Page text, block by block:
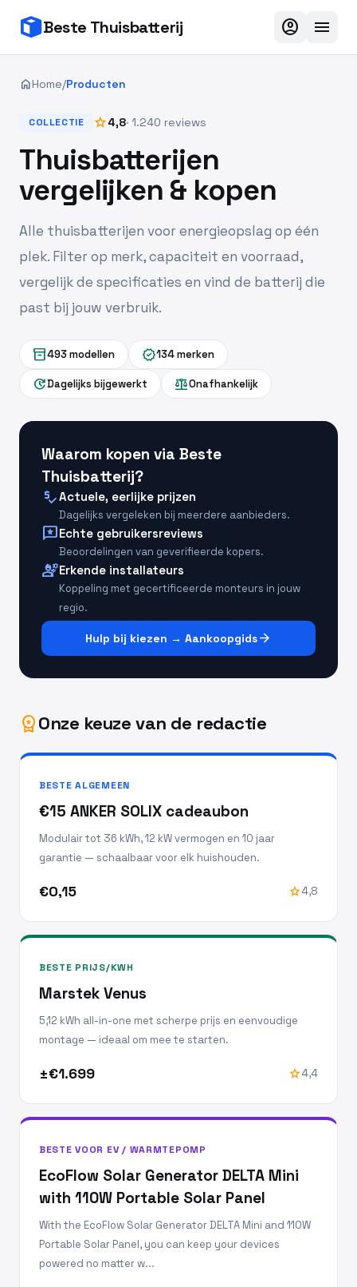
Beste Thuisbatterij account_circle menu
homeHome/Producten
COLLECTIE star4,8· 1.240 reviews
Thuisbatterijen
vergelijken & kopen
Alle thuisbatterijen voor energieopslag op één
plek. Filter op merk, capaciteit en voorraad,
vergelijk de specificaties en vind de batterij die
past bij jouw verbruik.
inventory_2493 modellen verified134 merken
updateDagelijks bijgewerkt balanceOnafhankelijk
Waarom kopen via Beste
Thuisbatterij?
price_checkActuele, eerlijke prijzen
Dagelijks vergeleken bij meerdere aanbieders.
reviewsEchte gebruikersreviews
Beoordelingen van geverifieerde kopers.
engineeringErkende installateurs
Koppeling met gecertificeerde monteurs in jouw
regio.
Hulp bij kiezen → Aankoopgidsarrow_forward
workspace_premiumOnze keuze van de redactie
BESTE ALGEMEEN
€15 ANKER SOLIX cadeaubon
Modulair tot 36 kWh, 12 kW vermogen en 10 jaar
garantie — schaalbaar voor elk huishouden.
€0,15 star4,8
BESTE PRIJS/KWH
Marstek Venus
5,12 kWh all-in-one met scherpe prijs en eenvoudige
montage — ideaal om mee te starten.
±€1.699 star4,4
BESTE VOOR EV / WARMTEPOMP
EcoFlow Solar Generator DELTA Mini
with 110W Portable Solar Panel
With the EcoFlow Solar Generator DELTA Mini and 110W
Portable Solar Panel, you can keep your devices
powered no matter w...